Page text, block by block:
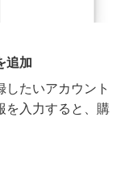
追加
たいアカウント
を入力すると、購